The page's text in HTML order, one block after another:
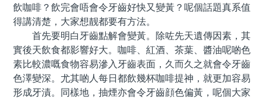
飲咖啡？飲完會唔會令牙齒好快又變黃？呢個話題真系值
得講清楚，大家想靓都要有方法。
首先要明白牙齒點解會變黃。除咗先天遺傳因素，其
實後天飲食都影響好大。咖啡、紅酒、茶葉、醬油呢啲色
素比較濃嘅食物容易滲入牙齒表面，久而久之就會令牙齒
色澤變深。尤其啲人每日都飲幾杯咖啡提神，就更加容易
形成牙漬。同樣地，抽煙亦會令牙齒顔色偏黃，呢個大家